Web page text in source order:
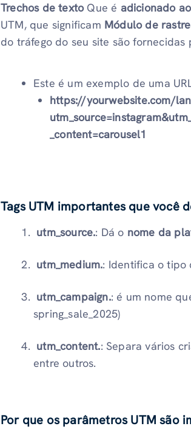
Trechos de textoQue é adicionado
UTM, que significam Módulo de
do tráfego do seu site são fornecidas
Este é um exemplo de uma
https://yourwebsite.com/
_content=carousel1
Tags UTM importantes que você
utm_source.: Dá o nome da
utm_medium.: Identifica o tipo
utm_campaign.: é um nome
spring_sale_2025)
utm_content.: Separa vários
entre outros.
Por que os parâmetros UTM são